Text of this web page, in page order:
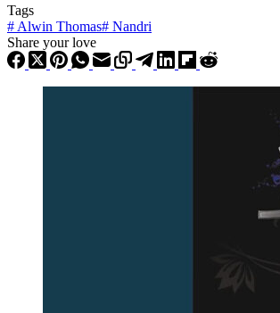
Tags
# Alwin Thomas# Nandri
Share your love